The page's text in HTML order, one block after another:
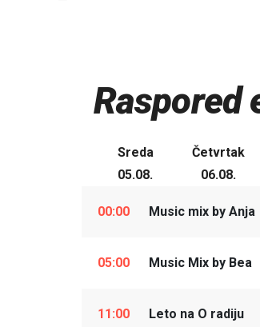
Raspored
Sreda
05.08.
Četvrtak
06.08.
00:00 Music mix by Anja
05:00 Music Mix by Bea
11:00 Leto na O radiju